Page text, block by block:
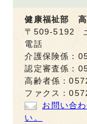
健康福祉部 高
〒509-5192
電話
介護保険係：
認定審査係：
高齢者係：
ファクス：
お問い合
い。